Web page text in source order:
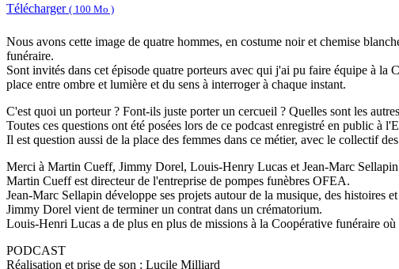
Télécharger ( 100 Mo )
Nous avons cette image de quatre hommes, en costume noir et chemise
funéraire.
Sont invités dans cet épisode quatre porteurs avec qui j'ai pu faire équipe à
place entre ombre et lumière et du sens à interroger à chaque instant.
C'est quoi un porteur ? Font-ils juste porter un cercueil ? Quelles sont les
Toutes ces questions ont été posées lors de ce podcast enregistré en public à
Il est question aussi de la place des femmes dans ce métier, avec le collectif
Merci à Martin Cueff, Jimmy Dorel, Louis-Henry Lucas et Jean-Marc
Martin Cueff est directeur de l'entreprise de pompes funèbres OFEA.
Jean-Marc Sellapin développe ses projets autour de la musique, des histoires
Jimmy Dorel vient de terminer un contrat dans un crématorium.
Louis-Henri Lucas a de plus en plus de missions à la Coopérative funéraire
PODCAST
Réalisation et prise de son : Lucile Milliard